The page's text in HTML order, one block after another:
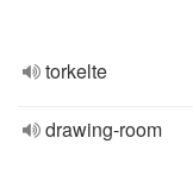
torkelte
drawing-room